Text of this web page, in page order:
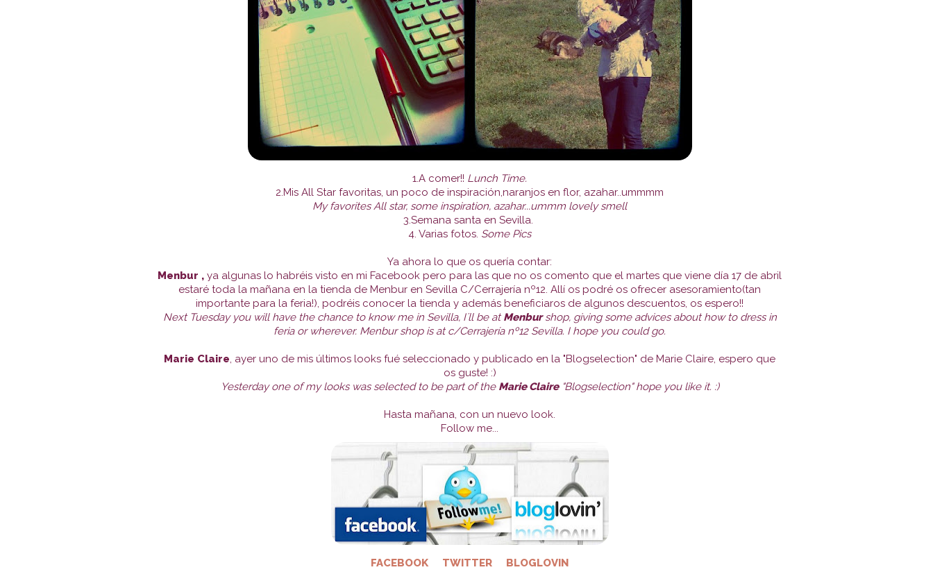
1.A comer!! Lunch Time.
2.Mis All Star favoritas, un poco de inspiración,naranjos en flor, azahar..ummmm
My favorites All star, some inspiration, azahar...ummm lovely smell
3.Semana santa en Sevilla.
4. Varias fotos. Some Pics
Ya ahora lo que os quería contar:
Menbur ,ya algunas lo habréis visto en mi Facebook pero para las que no os comento que el martes que viene día 17 de abril
estaré toda la mañana en la tienda de Menbur en Sevilla C/Cerrajería nº12. Allí os podré os ofrecer asesoramiento(tan
importante para la feria!), podréis conocer la tienda y además beneficiaros de algunos descuentos, os espero!!
Next Tuesday you will have the chance to know me in Sevilla, I´ll be at Menburshop, giving some advices about how to dress in
feria or wherever. Menbur shop is at c/Cerrajería nº12 Sevilla. I hope you could go.
Marie Claire , ayer uno de mis últimos looks fué seleccionado y publicado en la "Blogselection" de Marie Claire, espero que
os guste! :)
Yesterday one of my looks was selected to be part of the Marie Claire"Blogselection" hope you like it. :)
Hasta mañana, con un nuevo look.
Follow me...
FACEBOOK TWITTER BLOGLOVIN